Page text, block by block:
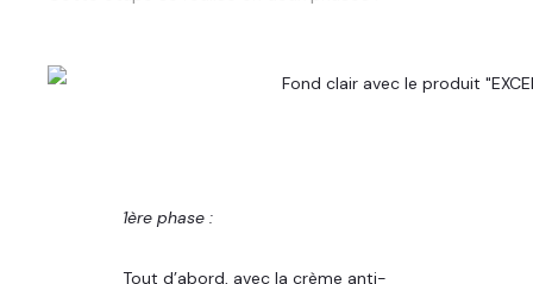
1ère phase :
Tout d’abord, avec la crème anti-